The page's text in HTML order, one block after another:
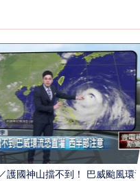
護國神山擋不到！ 巴威颱風環流